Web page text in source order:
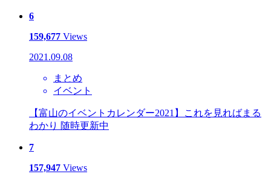
6
159,677 Views
2021.09.08
まとめ
イベント
【富山のイベントカレンダー2021】これを見ればまる
わかり 随時更新中
7
157,947 Views